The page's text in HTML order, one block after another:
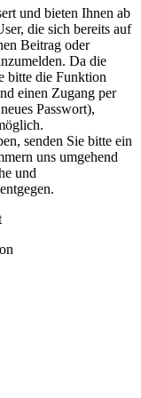
und bieten Ihnen ab
die sich bereits auf
Beitrag oder
Da die
bitte die Funktion
einen Zugang per
Passwort),
senden Sie bitte ein
uns umgehend
und